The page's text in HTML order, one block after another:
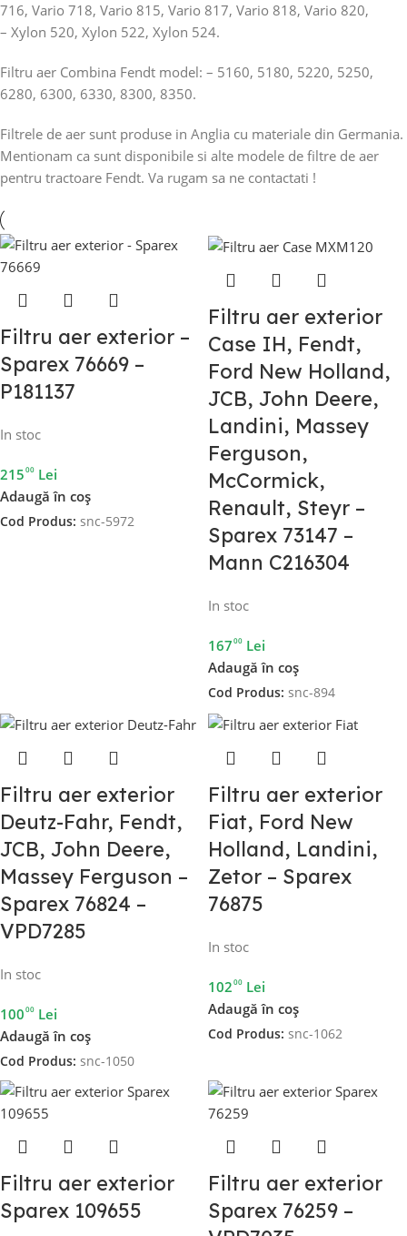
716, Vario 718, Vario 815, Vario 817, Vario 818, Vario 820,
– Xylon 520, Xylon 522, Xylon 524.
Filtru aer Combina Fendt model: – 5160, 5180, 5220, 5250,
6280, 6300, 6330, 8300, 8350.
Filtrele de aer sunt produse in Anglia cu materiale din Germania.
Mentionam ca sunt disponibile si alte modele de filtre de aer
pentru tractoare Fendt. Va rugam sa ne contactati !
Filtru aer exterior –
Sparex 76669 –
P181137
In stoc
21500 Lei
Adaugă în coș
Cod Produs: snc-5972
Filtru aer exterior
Case IH, Fendt,
Ford New Holland,
JCB, John Deere,
Landini, Massey
Ferguson,
McCormick,
Renault, Steyr –
Sparex 73147 –
Mann C216304
In stoc
16700 Lei
Adaugă în coș
Cod Produs: snc-894
Filtru aer exterior
Deutz-Fahr, Fendt,
JCB, John Deere,
Massey Ferguson –
Sparex 76824 –
VPD7285
In stoc
10000 Lei
Adaugă în coș
Cod Produs: snc-1050
Filtru aer exterior
Fiat, Ford New
Holland, Landini,
Zetor – Sparex
76875
In stoc
10200 Lei
Adaugă în coș
Cod Produs: snc-1062
Filtru aer exterior
Sparex 109655
Filtru aer exterior
Sparex 76259 –